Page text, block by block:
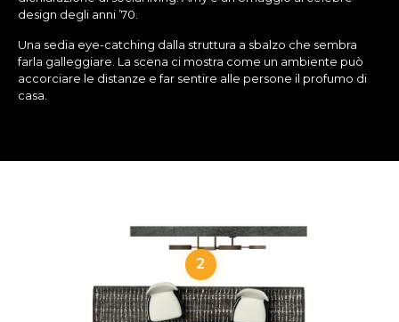
design degli anni ’70.
Una sedia eye-catching dalla struttura a sbalzo che sembra
farla galleggiare. La scena ci mostra come un ambiente può
accorciare le distanze e far sentire alle persone il profumo di
casa.
2